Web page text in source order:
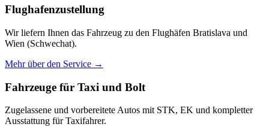
Flughafenzustellung
Wir liefern Ihnen das Fahrzeug zu den Flughäfen Bratislava und
Wien (Schwechat).
Mehr über den Service →
Fahrzeuge für Taxi und Bolt
Zugelassene und vorbereitete Autos mit STK, EK und kompletter
Ausstattung für Taxifahrer.